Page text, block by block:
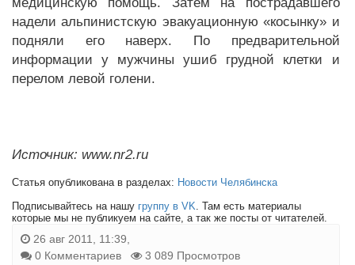
надели альпинистскую эвакуационную «косынку» и
подняли его наверх. По предварительной
информации у мужчины ушиб грудной клетки и
перелом левой голени.
Источник: www.nr2.ru
Статья опубликована в разделах: Новости Челябинска
Подписывайтесь на нашу группу в VK. Там есть материалы
которые мы не публикуем на сайте, а так же посты от читателей.
26 авг 2011, 11:39,
0 Комментариев
3 089 Просмотров